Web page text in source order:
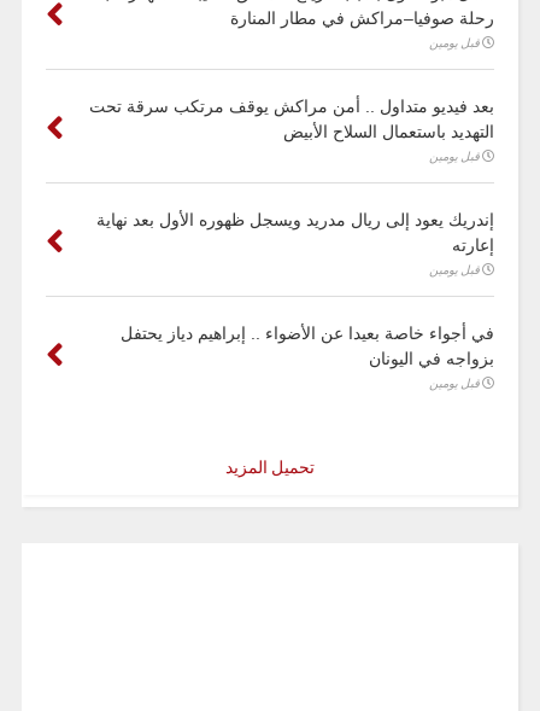
رحلة صوفيا–مراكش في مطار المنارة
قبل يومين
بعد فيديو متداول .. أمن مراكش يوقف مرتكب سرقة تحت
التهديد باستعمال السلاح الأبيض
قبل يومين
إندريك يعود إلى ريال مدريد ويسجل ظهوره الأول بعد نهاية
إعارته
قبل يومين
في أجواء خاصة بعيدا عن الأضواء .. إبراهيم دياز يحتفل
بزواجه في اليونان
قبل يومين
تحميل المزيد